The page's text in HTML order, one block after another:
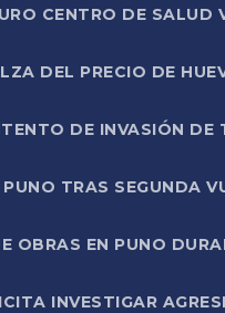
CENTRO DE SALUD
DEL PRECIO DE
DE INVASIÓN DE
TRAS SEGUNDA
OBRAS EN PUNO
INVESTIGAR